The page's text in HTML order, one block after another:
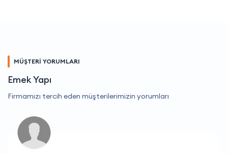
MÜŞTERİ YORUMLARI
Emek Yapı
Firmamızı tercih eden müşterilerimizin yorumları